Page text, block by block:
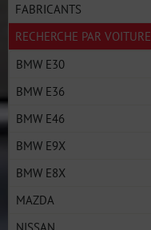
FABRICANTS
RECHERCHE PAR VOITURE
BMW E30
BMW E36
BMW E46
BMW E9X
BMW E8X
MAZDA
NISSAN